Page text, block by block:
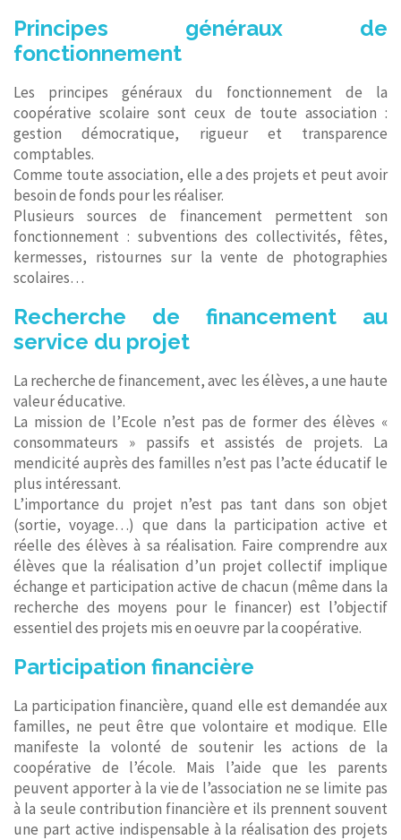
​Principes généraux de
fonctionnement
Les principes généraux du fonctionnement de la
coopérative scolaire sont ceux de toute association :
gestion démocratique, rigueur et transparence
comptables.
Comme toute association, elle a des projets et peut avoir
besoin de fonds pour les réaliser.
Plusieurs sources de financement permettent son
fonctionnement : subventions des collectivités, fêtes,
kermesses, ristournes sur la vente de photographies
scolaires…
Recherche de financement au
service du projet
La recherche de financement, avec les élèves, a une haute
valeur éducative.
La mission de l’Ecole n’est pas de former des élèves «
consommateurs » passifs et assistés de projets. La
mendicité auprès des familles n’est pas l’acte éducatif le
plus intéressant.
L’importance du projet n’est pas tant dans son objet
(sortie, voyage…) que dans la participation active et
réelle des élèves à sa réalisation. Faire comprendre aux
élèves que la réalisation d’un projet collectif implique
échange et participation active de chacun (même dans la
recherche des moyens pour le financer) est l’objectif
essentiel des projets mis en oeuvre par la coopérative.
​Participation financière
La participation financière, quand elle est demandée aux
familles, ne peut être que volontaire et modique. Elle
manifeste la volonté de soutenir les actions de la
coopérative de l’école. Mais l’aide que les parents
peuvent apporter à la vie de l’association ne se limite pas
à la seule contribution financière et ils prennent souvent
une part active indispensable à la réalisation des projets